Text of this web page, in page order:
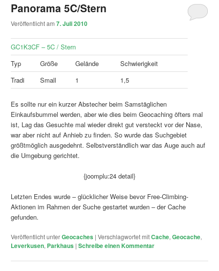
Panorama 5C/Stern
Veröffentlicht am7. Juli 2010
GC1K3CF – 5C / Stern
Typ
Größe Gelände
Schwierigkeit
Tradi
Small 1 1,5
Es sollte nur ein kurzer Abstecher beim Samstäglichen
Einkaufsbummel werden, aber wie dies beim Geocaching öfters mal
ist, Lag das Gesuchte mal wieder direkt gut versteckt vor der Nase,
war aber nicht auf Anhieb zu finden. So wurde das Suchgebiet
größtmöglich ausgedehnt. Selbstverständlich war das Auge auch auf
die Umgebung gerichtet.
{joomplu:24 detail}
Letzten Endes wurde – glücklicher Weise bevor Free-Climbing-
Aktionen im Rahmen der Suche gestartet wurden – der Cache
gefunden.
Veröffentlicht unterGeocaches |Verschlagwortet mitCache,Geocache,
Leverkusen, Parkhaus |Schreibe einen Kommentar